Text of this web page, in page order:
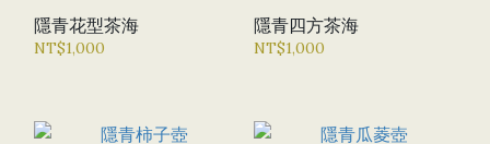
隱青花型茶海
NT$1,000
隱青四方茶海
NT$1,000